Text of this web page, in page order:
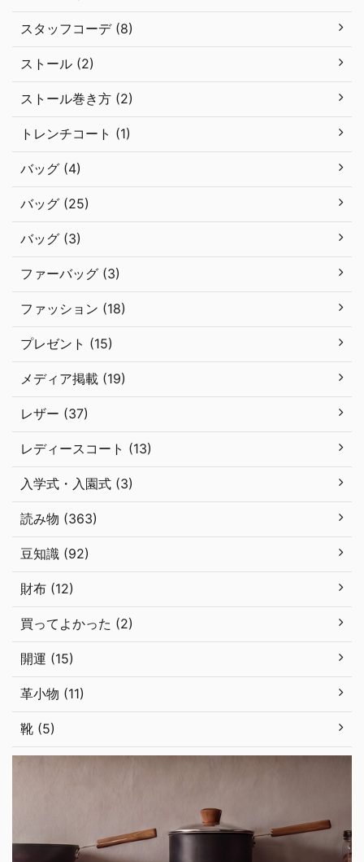
スタッフコーデ (8)
ストール (2)
ストール巻き方 (2)
トレンチコート (1)
バッグ (4)
バッグ (25)
バッグ (3)
ファーバッグ (3)
ファッション (18)
プレゼント (15)
メディア掲載 (19)
レザー (37)
レディースコート (13)
入学式・入園式 (3)
読み物 (363)
豆知識 (92)
財布 (12)
買ってよかった (2)
開運 (15)
革小物 (11)
靴 (5)